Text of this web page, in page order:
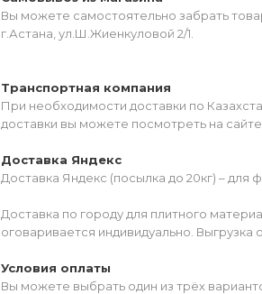
Вы можете самостоятельно забрать
г.Астана, ул.Ш.Жиенкуловой 2/1.
Транспортная компания
При необходимости доставки по
доставки вы можете посмотреть на сайте.
Доставка Яндекс
Доставка Яндекс (посылка до 20кг) – для
Доставка по городу для плитного
оговаривается индивидуально. Выгрузка
Условия оплаты
Вы можете выбрать один из трёх